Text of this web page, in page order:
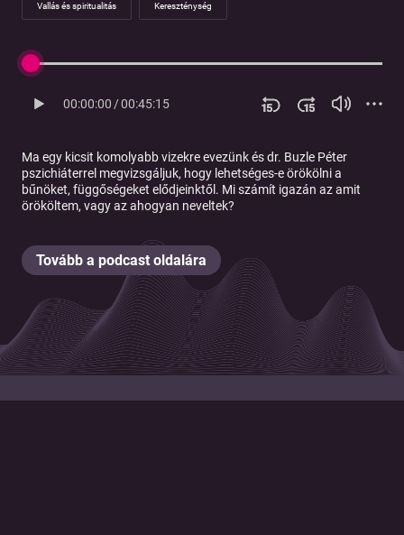
Vallás és spiritualitás Kereszténység
00:00:00/00:45:15
Ma egy kicsit komolyabb vizekre evezünk és dr. Buzle Péter
pszichiáterrel megvizsgáljuk, hogy lehetséges-e örökölni a
bűnöket, függőségeket elődjeinktől. Mi számít igazán az amit
örököltem, vagy az ahogyan neveltek?
Tovább a podcast oldalára